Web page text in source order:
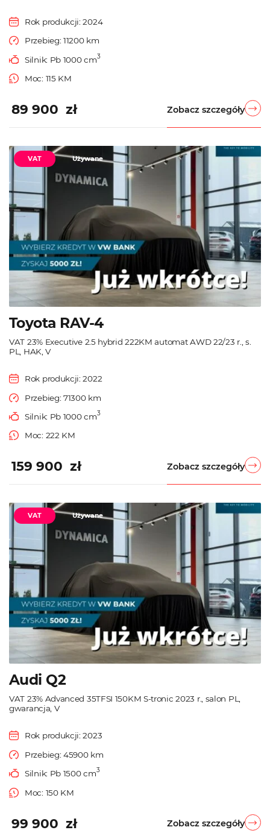
Rok produkcji: 2024
Przebieg: 11200 km
Silnik: Pb 1000 cm3
Moc: 115 KM
89 900 zł Zobacz szczegóły
VAT Używane
Toyota RAV-4
VAT 23% Executive 2.5 hybrid 222KM automat AWD 22/23 r., s.
PL, HAK, V
Rok produkcji: 2022
Przebieg: 71300 km
Silnik: Pb 1000 cm3
Moc: 222 KM
159 900 zł Zobacz szczegóły
VAT Używane
Audi Q2
VAT 23% Advanced 35TFSI 150KM S-tronic 2023 r., salon PL,
gwarancja, V
Rok produkcji: 2023
Przebieg: 45900 km
Silnik: Pb 1500 cm3
Moc: 150 KM
99 900 zł Zobacz szczegóły